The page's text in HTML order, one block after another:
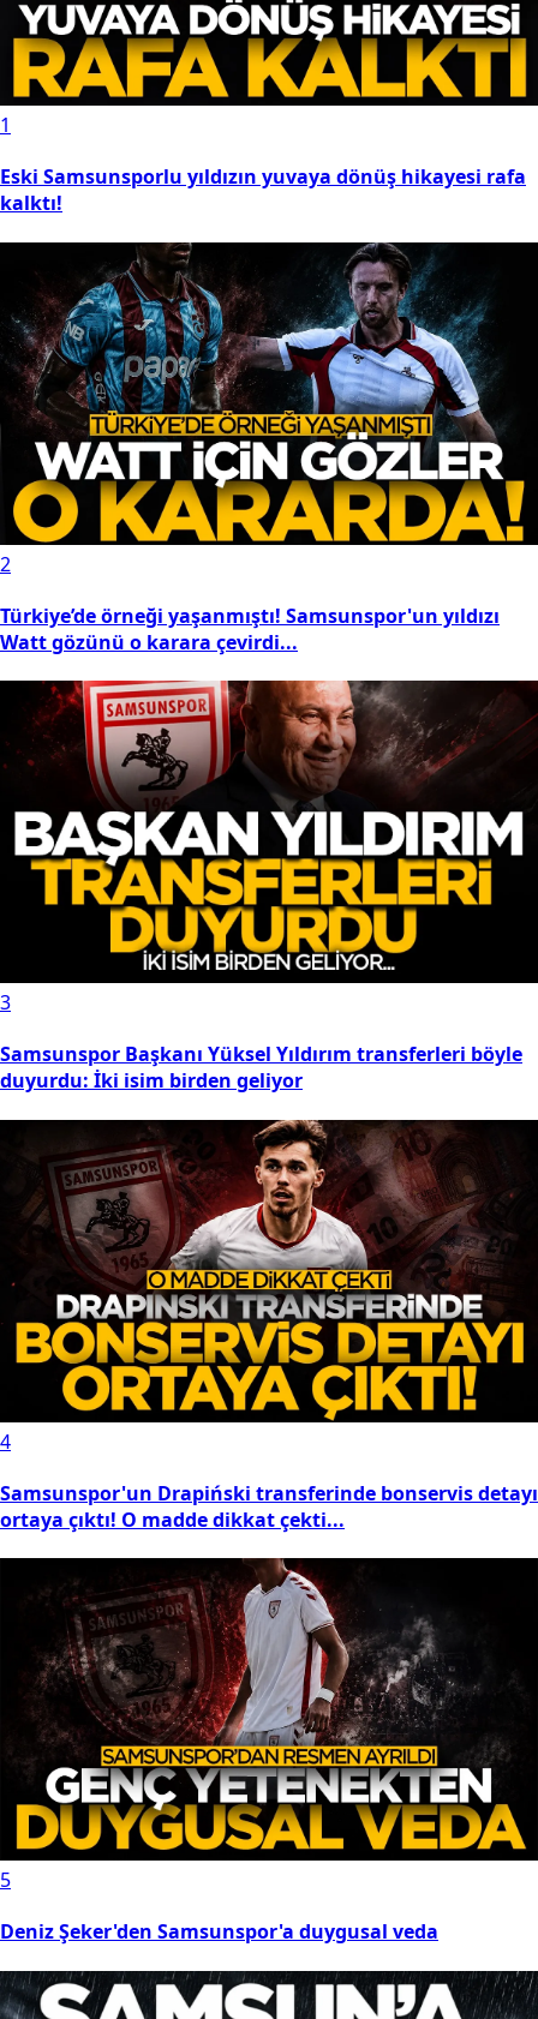
1
Eski Samsunsporlu yıldızın yuvaya dönüş hikayesi rafa
kalktı!
2
Türkiye’de örneği yaşanmıştı! Samsunspor'un yıldızı
Watt gözünü o karara çevirdi...
3
Samsunspor Başkanı Yüksel Yıldırım transferleri böyle
duyurdu: İki isim birden geliyor
4
Samsunspor'un Drapiński transferinde bonservis detayı
ortaya çıktı! O madde dikkat çekti...
5
Deniz Şeker'den Samsunspor'a duygusal veda